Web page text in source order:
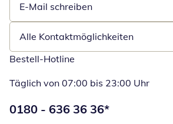
E-Mail schreiben
Öffnet E-Mail-Client
Alle Kontaktmöglichkeiten
Bestell-Hotline
Täglich von 07:00 bis 23:00 Uhr
Telefonnummer:
0180 - 636 36 36*